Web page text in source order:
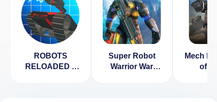
ROBOTS
RELOADED v
Super Robot
Warrior War
Mech
of